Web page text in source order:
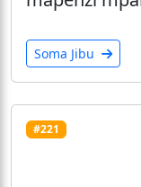
Soma Jibu
#221